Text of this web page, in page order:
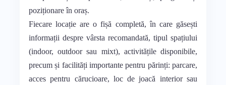
poziționare în oraș.
Fiecare locație are o fișă completă, în care găsești
informații despre vârsta recomandată, tipul spațiului
(indoor, outdoor sau mixt), activitățile disponibile,
precum și facilități importante pentru părinți: parcare,
acces pentru cărucioare, loc de joacă interior sau